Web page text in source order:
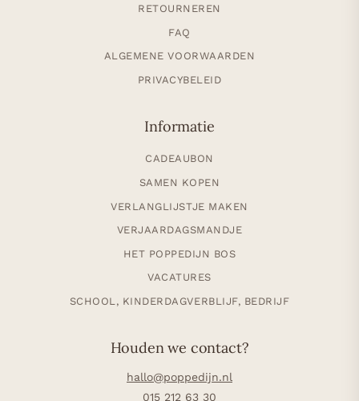
RETOURNEREN
FAQ
ALGEMENE VOORWAARDEN
PRIVACYBELEID
Informatie
CADEAUBON
SAMEN KOPEN
VERLANGLIJSTJE MAKEN
VERJAARDAGSMANDJE
HET POPPEDIJN BOS
VACATURES
SCHOOL, KINDERDAGVERBLIJF, BEDRIJF
Houden we contact?
hallo@poppedijn.nl
015 212 63 30